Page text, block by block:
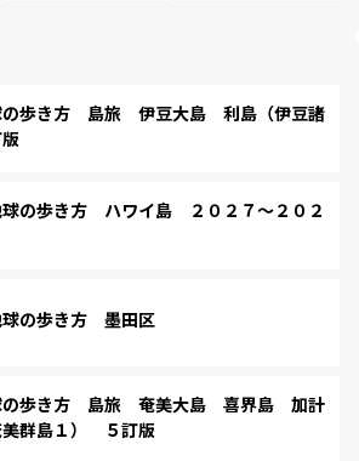
歩き方 島旅 伊豆大島 利島（伊豆諸
の歩き方 ハワイ島 ２０２７～２０２
の歩き方 墨田区
の歩き方 島旅 奄美大島 喜界島 加計
美群島１） ５訂版